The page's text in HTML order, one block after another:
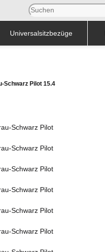
Universalsitzbezüge
Schwarz Pilot 15.4